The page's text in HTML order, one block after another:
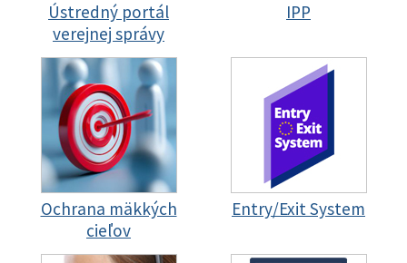
Ústredný portál
verejnej správy
IPP
Ochrana mäkkých
cieľov
Entry/Exit System